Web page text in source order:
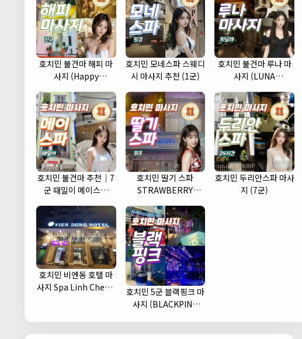
호치민 불건마 해피 마
사지 (Happy
호치민 모네스파 스웨디
시 마사지 추천 (1군)
호치민 불건마 루나 마
사지 (LUNA
호치민 불건마 추천｜7
군 때밀이 메이스파
호치민 딸기 스파
STRAWBERRY
호치민 두리안스파 마사
지 (7군)
호치민 비엔동 호텔 마
사지 Spa Linh Cherry
호치민 5군 블랙핑크 마
사지 (BLACKPINK